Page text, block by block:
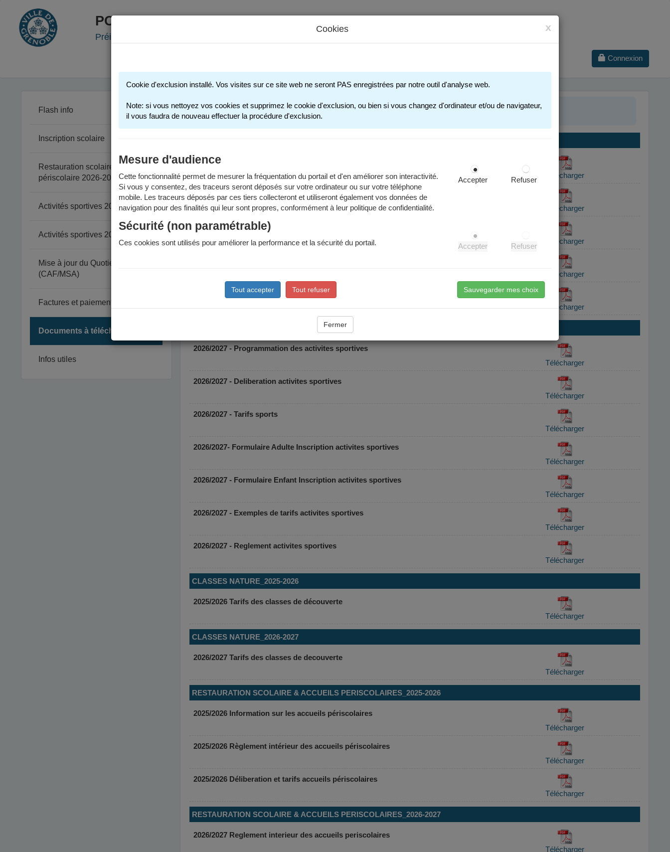
PORTAIL FAMILLE
Préinscription scolaire - Accueils périscolaires - Restauration scolaire - Sports
Connexion
Flash info
Inscription scolaire
Restauration scolaire et
périscolaire 2026-2027
Activités sportives 2025-2026
Activités sportives 2026-2027
Mise à jour du Quotient Familial
(CAF/MSA)
Factures et paiement
Documents à télécharger
Infos utiles
x
Cookies
Cookie d'exclusion installé. Vos visites sur ce site web ne seront PAS enregistrées par notre outil d'analyse web.
Note: si vous nettoyez vos cookies et supprimez le cookie d'exclusion, ou bien si vous changez d'ordinateur et/ou de navigateur,
il vous faudra de nouveau effectuer la procédure d'exclusion.
Mesure d'audience
Cette fonctionnalité permet de mesurer la fréquentation du portail et d'en améliorer son interactivité.
Si vous y consentez, des traceurs seront déposés sur votre ordinateur ou sur votre téléphone
mobile. Les traceurs déposés par ces tiers collecteront et utiliseront également vos données de
navigation pour des finalités qui leur sont propres, conformément à leur politique de confidentialité.
Accepter Refuser
Sécurité (non paramétrable)
Ces cookies sont utilisés pour améliorer la performance et la sécurité du portail. Accepter Refuser
Tout accepter Tout refuser Sauvegarder mes choix
Fermer